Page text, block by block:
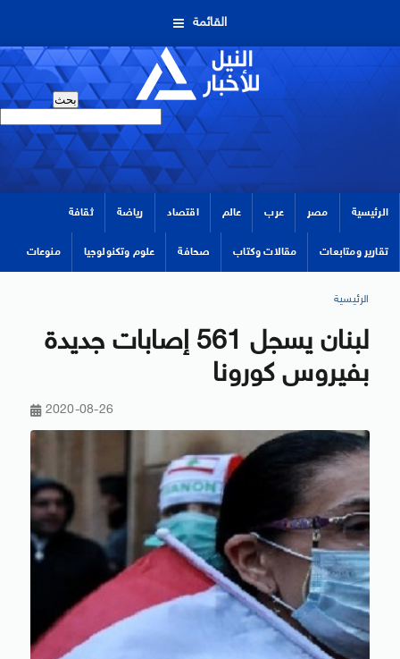
القائمة
الرئيسية مصر عرب عالم اقتصاد رياضة ثقافة
تقارير ومتابعات مقالات وكتاب صحافة علوم وتكنولوجيا منوعات
الرئيسية
لبنان يسجل 561 إصابات جديدة
بفيروس كورونا
2020-08-26